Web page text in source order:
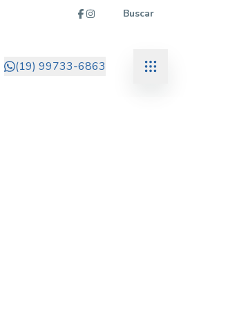
Buscar
(19) 99733-6863